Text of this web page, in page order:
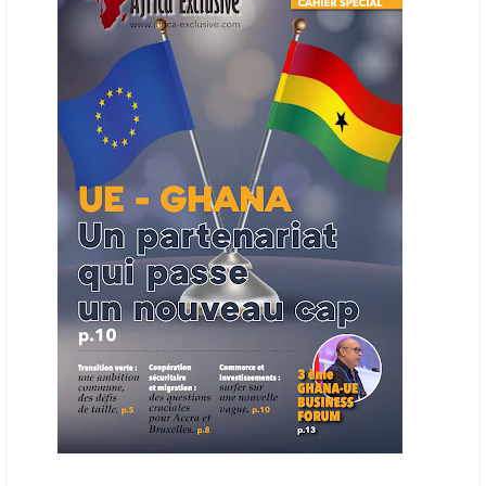
Cet outil permettra de recenser les entreprises africaines opérant dans
la chaîne de valeur énergétique et de publier des appels d’offres
ouverts en priorité aux sociétés du continent. Le projet est en phase
finale de développement et devrait aboutir, d’ici fin 2026 ou début
2027, à un bulletin africain des appels d’offres dans le secteur de
l’énergie.
06/06/26 AFRICA FINANCE CORPORATION
Cette semaine, Africa Finance Corporation (AFC) a annoncé avoir
bouclé un prêt syndiqué de 2 milliards de dollars, la plus importante
levée de son histoire. Initialement calibrée à 1,6 milliard, l'opération a
été relevée de 400 millions face à l'afflux des souscriptions de
banques internationales. Plus du tiers des fonds proviennent
d'institutions financières asiatiques, à parts égales avec l'Europe.
L'Asie-Pacifique et l'Europe pèsent chacune 35 % du tour de table,
devant le Moyen-Orient (25 %) et l'Afrique (5 %), selon le communiqué
de l'institution panafricaine, qui compte 48 pays membres.
ECHANGES AFRIQUE - UE